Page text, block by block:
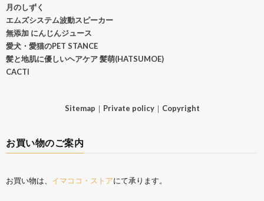
月のしずく
エムズシステム波動スピーカー
無添加 にんじんジュース
愛犬・愛猫のPET STANCE
髪と地肌に優しいヘアケア 髪萌(HATSUMOE)
CACTI
Sitemap ｜ Private policy｜ Copyright
お買い物のご案内
お買い物は、 イマココ・ストアにて承ります。